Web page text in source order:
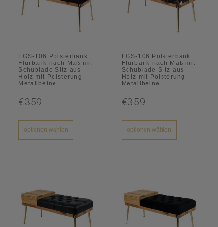
LGS-106 Polsterbank
Flurbank nach Maß mit
Schublade Sitz aus
Holz mit Polsterung
Metallbeine
€359
optionen wählen
LGS-106 Polsterbank
Flurbank nach Maß mit
Schublade Sitz aus
Holz mit Polsterung
Metallbeine
€359
optionen wählen